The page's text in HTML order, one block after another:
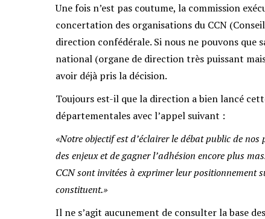
Une fois n’est pas coutume, la commission
concertation des organisations du CCN
direction confédérale. Si nous ne pouvons
national (organe de direction très puissant
avoir déjà pris la décision.
Toujours est-il que la direction a bien lancé
départementales avec l’appel suivant :
«Notre objectif est d’éclairer le débat public de
des enjeux et de gagner l’adhésion encore plus
CCN sont invitées à exprimer leur positionnement
constituent.»
Il ne s’agit aucunement de consulter la base